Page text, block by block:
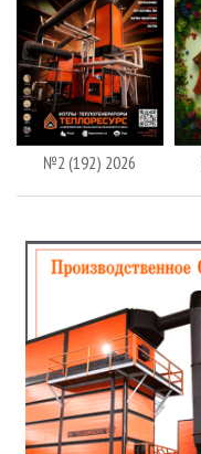
№2 (192) 2026